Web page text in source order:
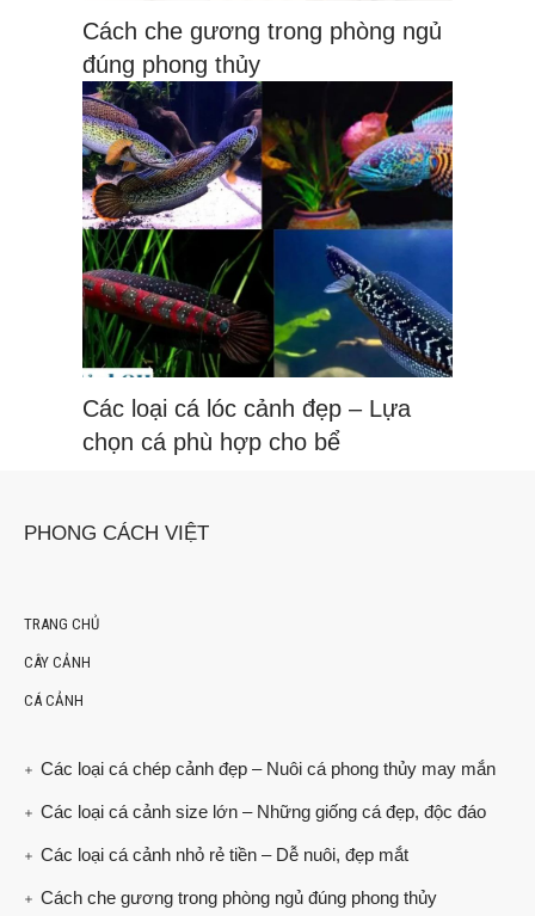
Cách che gương trong phòng ngủ
đúng phong thủy
Các loại cá lóc cảnh đẹp – Lựa
chọn cá phù hợp cho bể
PHONG CÁCH VIỆT
TRANG CHỦ
CÂY CẢNH
CÁ CẢNH
Các loại cá chép cảnh đẹp – Nuôi cá phong thủy may mắn
Các loại cá cảnh size lớn – Những giống cá đẹp, độc đáo
Các loại cá cảnh nhỏ rẻ tiền – Dễ nuôi, đẹp mắt
Cách che gương trong phòng ngủ đúng phong thủy